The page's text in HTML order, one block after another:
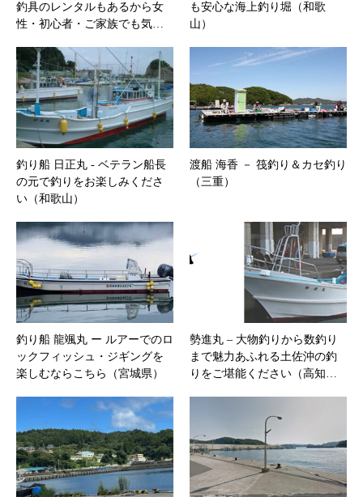
釣具のレンタルもあるから女
性・初心者・ご家族でも気…
も安心な海上釣り堀（和歌
山）
釣り船 日正丸 ‐ ベテラン船長
の元で釣りをお楽しみくださ
い（和歌山）
渡船 海香 － 筏釣り＆カセ釣り
（三重）
釣り船 龍颯丸 ー ルアーでのロ
ックフィッシュ・ジギングを
楽しむならこちら（宮城県）
勢進丸 – 大物釣りから数釣り
まで魅力あふれる土佐沖の釣
りをご堪能ください（高知…